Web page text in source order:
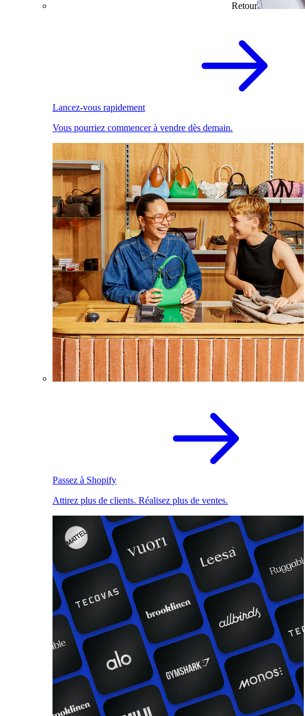
Retour
Lancez-vous rapidement
Vous pourriez commencer à vendre dès demain.
Passez à Shopify
Attirez plus de clients. Réalisez plus de ventes.